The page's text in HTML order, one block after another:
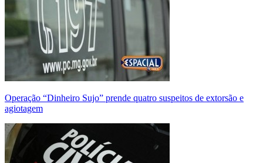
Operação “Dinheiro Sujo” prende quatro suspeitos de extorsão e
agiotagem